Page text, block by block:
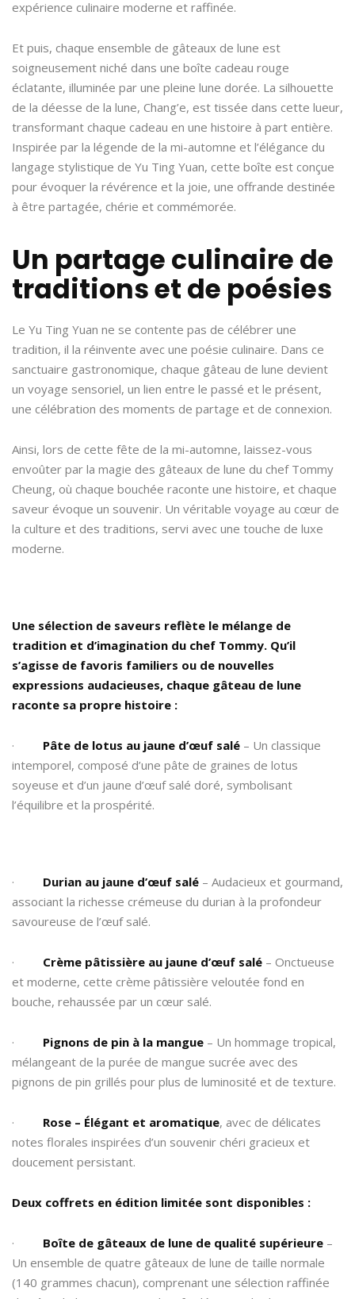
expérience culinaire moderne et raffinée.
Et puis, chaque ensemble de gâteaux de lune est
soigneusement niché dans une boîte cadeau rouge
éclatante, illuminée par une pleine lune dorée. La silhouette
de la déesse de la lune, Chang’e, est tissée dans cette lueur,
transformant chaque cadeau en une histoire à part entière.
Inspirée par la légende de la mi-automne et l’élégance du
langage stylistique de Yu Ting Yuan, cette boîte est conçue
pour évoquer la révérence et la joie, une offrande destinée
à être partagée, chérie et commémorée.
Un partage culinaire de
traditions et de poésies
Le Yu Ting Yuan ne se contente pas de célébrer une
tradition, il la réinvente avec une poésie culinaire. Dans ce
sanctuaire gastronomique, chaque gâteau de lune devient
un voyage sensoriel, un lien entre le passé et le présent,
une célébration des moments de partage et de connexion.
Ainsi, lors de cette fête de la mi-automne, laissez-vous
envoûter par la magie des gâteaux de lune du chef Tommy
Cheung, où chaque bouchée raconte une histoire, et chaque
saveur évoque un souvenir. Un véritable voyage au cœur de
la culture et des traditions, servi avec une touche de luxe
moderne.
Une sélection de saveurs reflète le mélange de
tradition et d’imagination du chef Tommy. Qu’il
s’agisse de favoris familiers ou de nouvelles
expressions audacieuses, chaque gâteau de lune
raconte sa propre histoire :
· Pâte de lotus au jaune d’œuf salé – Un classique
intemporel, composé d’une pâte de graines de lotus
soyeuse et d’un jaune d’œuf salé doré, symbolisant
l’équilibre et la prospérité.
· Durian au jaune d’œuf salé – Audacieux et gourmand,
associant la richesse crémeuse du durian à la profondeur
savoureuse de l’œuf salé.
· Crème pâtissière au jaune d’œuf salé – Onctueuse
et moderne, cette crème pâtissière veloutée fond en
bouche, rehaussée par un cœur salé.
· Pignons de pin à la mangue – Un hommage tropical,
mélangeant de la purée de mangue sucrée avec des
pignons de pin grillés pour plus de luminosité et de texture.
· Rose – Élégant et aromatique, avec de délicates
notes florales inspirées d’un souvenir chéri gracieux et
doucement persistant.
Deux coffrets en édition limitée sont disponibles :
· Boîte de gâteaux de lune de qualité supérieure –
Un ensemble de quatre gâteaux de lune de taille normale
(140 grammes chacun), comprenant une sélection raffinée